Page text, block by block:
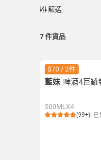
篩選
7件貨品
$70 / 2件
藍妹 啤酒4巨罐
500MLX4
(99+) 已